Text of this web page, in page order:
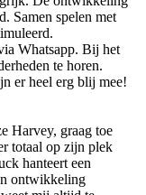
Samen spelen met
Whatsapp. Bij het
te horen.
er heel erg blij mee!
Harvey, graag toe
totaal op zijn plek
hanteert een
ontwikkeling